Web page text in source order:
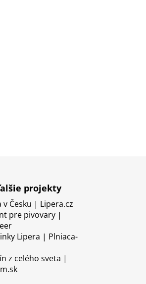
projekty
v Česku | Lipera.cz
pre pivovary |
Lipera | Plniaca-
z celého sveta |